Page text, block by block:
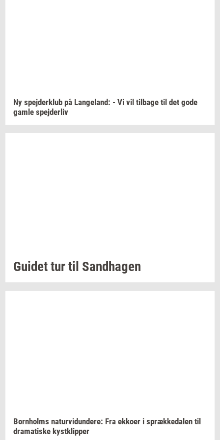
Ny spej­der­klub på Lan­geland: - Vi vil til­ba­ge til det gode
gamle spej­der­liv
Gu­i­dettur til Sand­ha­gen
Born­holms na­tur­vi­dun­de­re: Fra ek­ko­er i spræk­ke­da­len til
dra­ma­ti­ske kyst­klip­per